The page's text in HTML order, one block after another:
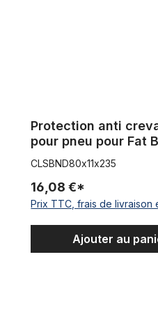
Protection anti
pour pneu pour Fat
29 pouces / 235 cm
CLSBND80x11x235
16,08 €*
Prix TTC, frais de livraison
Ajouter au